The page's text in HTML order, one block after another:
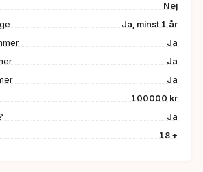
Nej
Ja, minst 1 år
Ja
Ja
Ja
100000 kr
Ja
18 +